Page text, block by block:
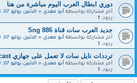
دوري ابطال العرب اليوم مباشرة من هنا
آخر مشاركة بواسطةأبو مهدي« الاثنين يوليو 07, 2008 8:32 am
ردود:
جديد العرب سات قناة Sng 886
آخر مشاركة بواسطةأبو مهدي« الاثنين يوليو 07, 2008 8:31 am
ردود:
ترددات نايل سات لا تعمل على جهازي homecast
آخر مشاركة بواسطةأبو مهدي« الاثنين يوليو 07, 2008 8:30 am
ردود: